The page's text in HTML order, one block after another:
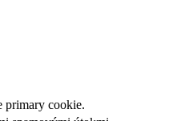
primary cookie.